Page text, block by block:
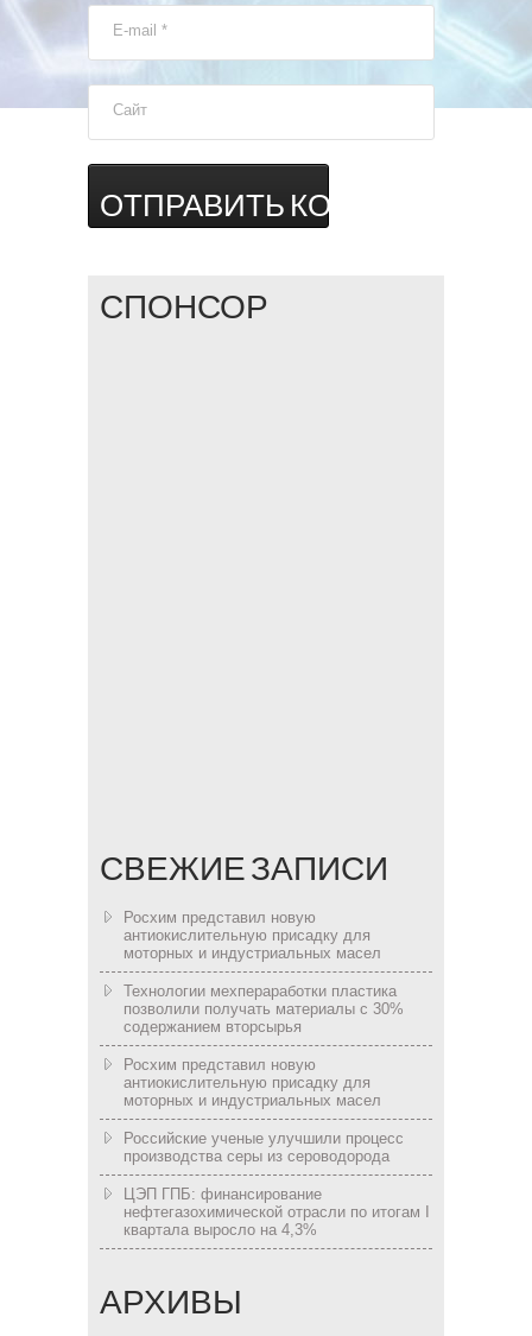
E-mail *
Сайт
СПОНСОР
СВЕЖИЕ ЗАПИСИ
Росхим представил новую
антиокислительную присадку для
моторных и индустриальных масел
Технологии мехпераработки пластика
позволили получать материалы с 30%
содержанием вторсырья
Росхим представил новую
антиокислительную присадку для
моторных и индустриальных масел
Российские ученые улучшили процесс
производства серы из сероводорода
ЦЭП ГПБ: финансирование
нефтегазохимической отрасли по итогам I
квартала выросло на 4,3%
АРХИВЫ